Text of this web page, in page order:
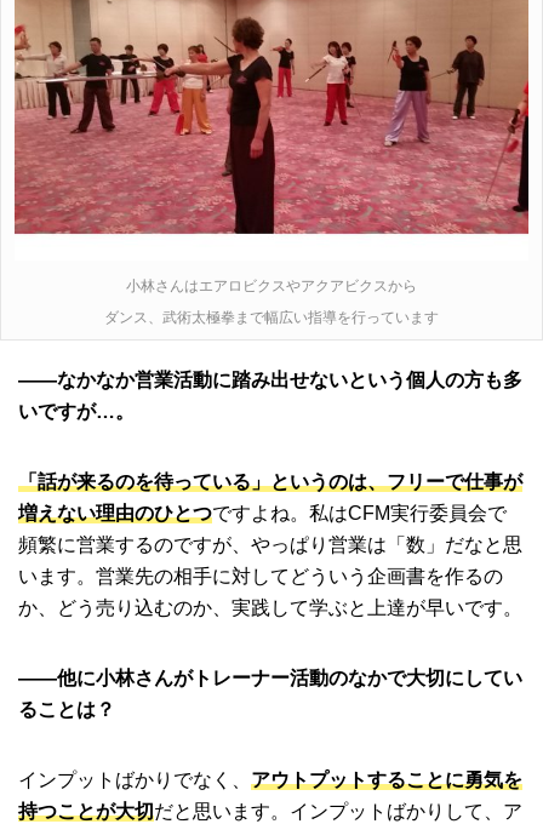
小林さんはエアロビクスやアクアビクスから
ダンス、武術太極拳まで幅広い指導を行っています
――なかなか営業活動に踏み出せないという個人の方も多
いですが…。
「話が来るのを待っている」というのは、フリーで仕事が
増えない理由のひとつですよね。私はCFM実行委員会で
頻繁に営業するのですが、やっぱり営業は「数」だなと思
います。営業先の相手に対してどういう企画書を作るの
か、どう売り込むのか、実践して学ぶと上達が早いです。
――他に小林さんがトレーナー活動のなかで大切にしてい
ることは？
インプットばかりでなく、 アウトプットすることに勇気を
持つことが大切だと思います。インプットばかりして、ア